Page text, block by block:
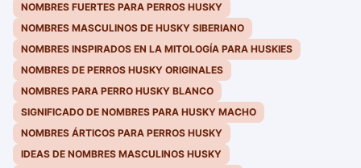
NOMBRES FUERTES PARA PERROS HUSKY
NOMBRES MASCULINOS DE HUSKY SIBERIANO
NOMBRES INSPIRADOS EN LA MITOLOGÍA PARA HUSKIES
NOMBRES DE PERROS HUSKY ORIGINALES
NOMBRES PARA PERRO HUSKY BLANCO
SIGNIFICADO DE NOMBRES PARA HUSKY MACHO
NOMBRES ÁRTICOS PARA PERROS HUSKY
IDEAS DE NOMBRES MASCULINOS HUSKY